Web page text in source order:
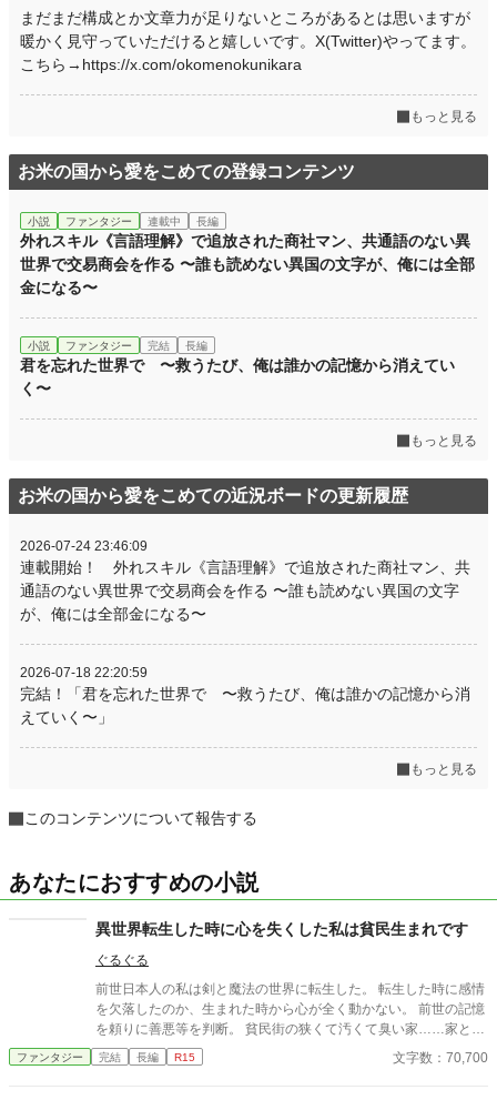
まだまだ構成とか文章力が足りないところがあるとは思いますが
暖かく見守っていただけると嬉しいです。X(Twitter)やってます。
こちら→https://x.com/okomenokunikara
もっと見る
お米の国から愛をこめての登録コンテンツ
小説 ファンタジー 連載中 長編
外れスキル《言語理解》で追放された商社マン、共通語のない異
世界で交易商会を作る 〜誰も読めない異国の文字が、俺には全部
金になる〜
小説 ファンタジー 完結 長編
君を忘れた世界で 〜救うたび、俺は誰かの記憶から消えてい
く〜
もっと見る
お米の国から愛をこめての近況ボードの更新履歴
2026-07-24 23:46:09
連載開始！ 外れスキル《言語理解》で追放された商社マン、共
通語のない異世界で交易商会を作る 〜誰も読めない異国の文字
が、俺には全部金になる〜
2026-07-18 22:20:59
完結！「君を忘れた世界で 〜救うたび、俺は誰かの記憶から消
えていく〜」
もっと見る
このコンテンツについて報告する
あなたにおすすめの小説
異世界転生した時に心を失くした私は貧民生まれです
ぐるぐる
前世日本人の私は剣と魔法の世界に転生した。 転生した時に感情
を欠落したのか、生まれた時から心が全く動かない。 前世の記憶
を頼りに善悪等を判断。 貧民街の狭くて汚くて臭い家……家とは
いえないほったて小屋に、生まれた時から住んでいる。 2人の兄
と、私と、弟と母。 母親はいつも心ここにあらず、父親は所在不
ファンタジー 完結 長編 R15 文字数：70,700